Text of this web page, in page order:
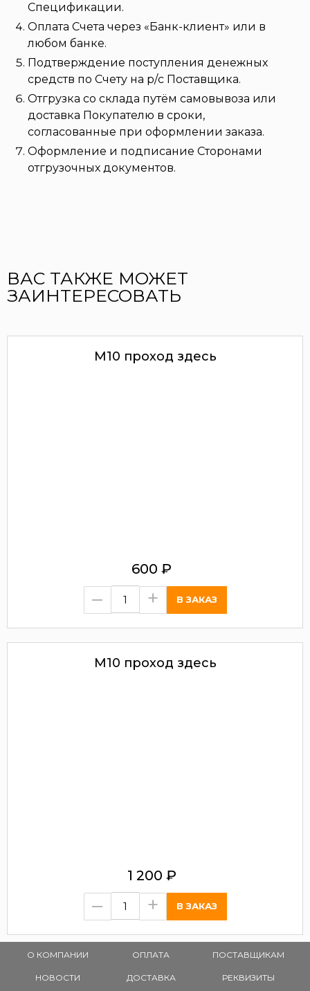
Спецификации.
Оплата Счета через «Банк-клиент» или в
любом банке.
Подтверждение поступления денежных
средств по Счету на р/с Поставщика.
Отгрузка со склада путём самовывоза или
доставка Покупателю в сроки,
согласованные при оформлении заказа.
Оформление и подписание Сторонами
отгрузочных документов.
ВАС ТАКЖЕ МОЖЕТ
ЗАИНТЕРЕСОВАТЬ
М10 проход здесь
600 ₽
– +
М10 проход здесь
1 200 ₽
– +
О КОМПАНИИ
НОВОСТИ
ОПЛАТА
ДОСТАВКА
ПОСТАВЩИКАМ
РЕКВИЗИТЫ